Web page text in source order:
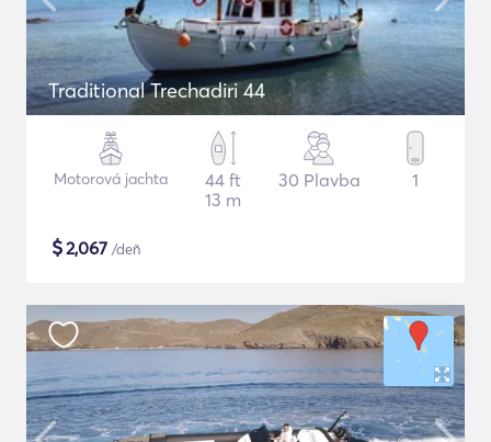
Traditional Trechadiri 44
Motorová jachta
44 ft
13 m
30 Plavba 1
$2,067 /deň